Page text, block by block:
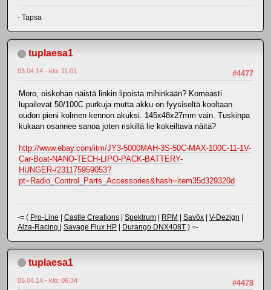
- Tapsa
tuplaesa1
#4477
03.04.14 - klo: 11.01
Moro, oiskohan näistä linkin lipoista mihinkään? Komeasti
lupailevat 50/100C purkuja mutta akku on fyysiseltä kooltaan
oudon pieni kolmen kennon akuksi. 145x48x27mm vain. Tuskinpa
kukaan osannee sanoa joten riskillä lie kokeiltava näitä?
http://www.ebay.com/itm/JY3-5000MAH-3S-50C-MAX-100C-11-1V-
Car-Boat-NANO-TECH-LIPO-PACK-BATTERY-
HUNGER-/231175959053?
pt=Radio_Control_Parts_Accessories&hash=item35d329320d
-= ( Pro-Line | Castle Creations | Spektrum | RPM | Savöx | V-Dezign |
Alza-Racing | Savage Flux HP | Durango DNX408T ) =-
tuplaesa1
#4478
05.04.14 - klo: 06.34